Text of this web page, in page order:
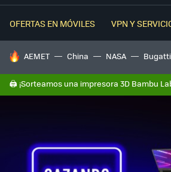
OFERTAS EN MÓVILES VPN Y
HOY SE HABLA DE
AEMET China NASA Bugatti
🖨️ ¡Sorteamos una impresora 3D Bambu